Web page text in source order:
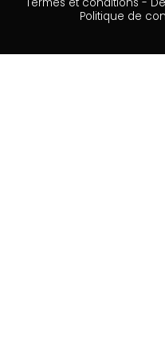
Politique de